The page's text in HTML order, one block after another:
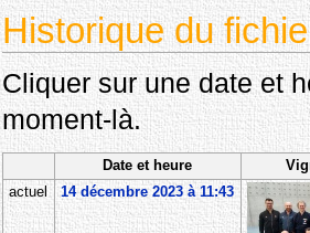
Historique du
Cliquer sur une date et
moment-là.
Date et heure
actuel
14 décembre 2023 à 11:43